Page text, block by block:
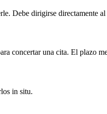
Debe dirigirse directamente
concertar una cita. El plazo
in situ.